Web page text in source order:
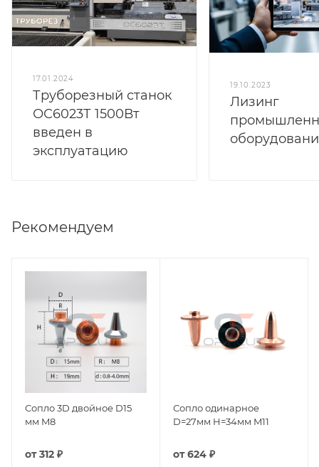
17.01.2024
Труборезный станок
ОС6023Т 1500Вт
введен в
эксплуатацию
19.10.2023
Лизинг
Рекомендуем
Сопло 3D двойное D15
мм M8
от312 ₽
Сопло одинарное
D=27мм H=34мм M11
от624 ₽